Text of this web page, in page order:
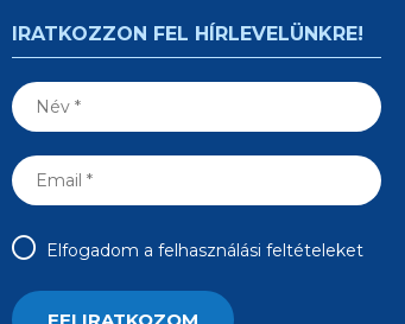
IRATKOZZON FEL HÍRLEVELÜNKRE!
Elfogadom a felhasználási feltételeket